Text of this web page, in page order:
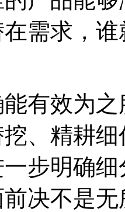
需求，
有效为
、精耕
步明确
决不是